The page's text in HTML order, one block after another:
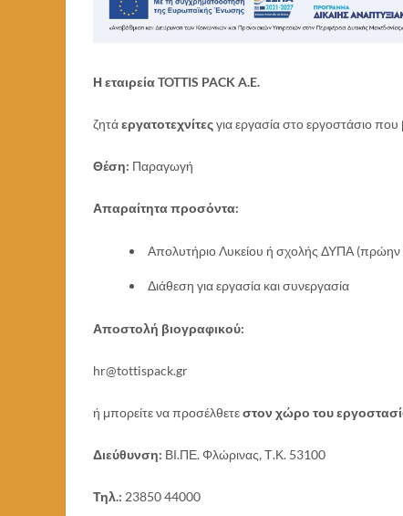
Η εταιρεία TOTTIS PACK A.E.
ζητάεργατοτεχνίτεςγια εργασία στο εργοστάσιο που
Θέση: Παραγωγή
Απαραίτητα προσόντα:
Απολυτήριο Λυκείου ή σχολής ΔΥΠΑ
Διάθεση για εργασία και συνεργασία
Αποστολή βιογραφικού:
hr@tottispack.gr
ή μπορείτε να προσέλθετεστον χώρο του
Διεύθυνση: ΒΙ.ΠΕ. Φλώρινας, Τ.Κ. 53100
Τηλ.: 23850 44000